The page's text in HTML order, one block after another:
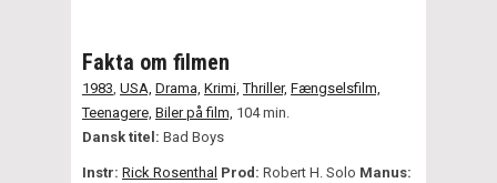
Fakta om filmen
1983 USA, Drama, Krimi, Thriller, Fængselsfilm,
Teenagere, Biler på film, 104 min.
Dansk titel: Bad Boys
Instr: Rick Rosenthal Prod: Robert H. Solo Manus: